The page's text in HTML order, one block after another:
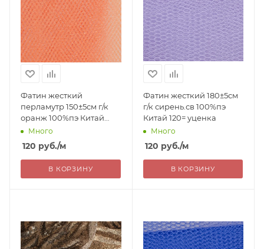
Фатин жесткий
перламутр 150±5см г/к
оранж 100%пэ Китай
120= уценка
Много
120 руб./м
В КОРЗИНУ
Фатин жесткий 180±5см
г/к сирень.св 100%пэ
Китай 120= уценка
Много
120 руб./м
В КОРЗИНУ